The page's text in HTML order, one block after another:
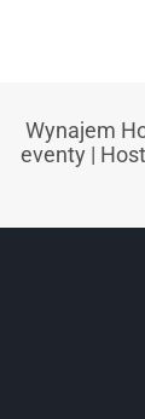
Wynajem
eventy |